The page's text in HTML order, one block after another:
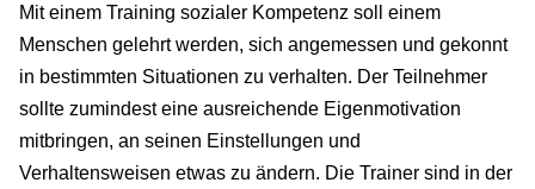
Mit einem Training sozialer Kompetenz soll einem
Menschen gelehrt werden, sich angemessen und gekonnt
in bestimmten Situationen zu verhalten. Der Teilnehmer
sollte zumindest eine ausreichende Eigenmotivation
mitbringen, an seinen Einstellungen und
Verhaltensweisen etwas zu ändern. Die Trainer sind in der